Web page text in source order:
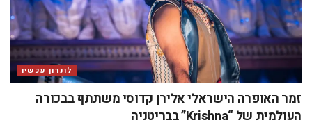
לונדון עכשיו
זמר האופרה הישראלי אלירן קדוסי משתתף בבכורה
העולמית של “Krishna” בבריטניה